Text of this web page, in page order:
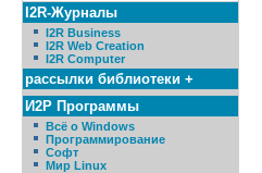
I2R-Журналы
I2R Business
I2R Web Creation
I2R Computer
рассылки библиотеки +
И2Р Программы
Всё о Windows
Программирование
Софт
Мир Linux